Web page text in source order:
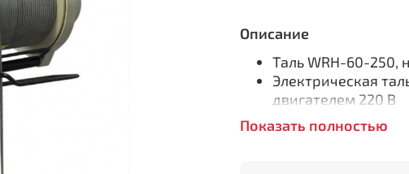
Описание
Таль WRH-60-250,
Электрическая
двигателем 220 В
Ограничитель
Показать полностью